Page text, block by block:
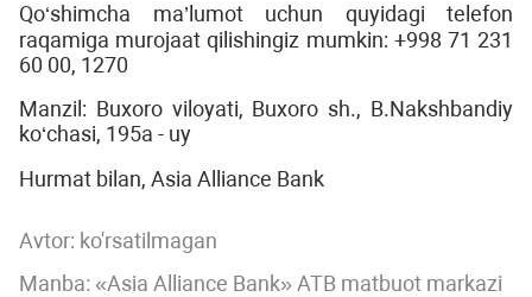
Qo‘shimcha ma’lumot uchun quyidagi telefon
raqamiga murojaat qilishingiz mumkin: +998 71 231
60 00, 1270
Manzil: Buxoro viloyati, Buxoro sh., B.Nakshbandiy
ko‘chasi, 195а - uy
Hurmat bilan, Asia Alliance Bank
Avtor: ko'rsatilmagan
Manba: «Asia Alliance Bank» ATB matbuot markazi